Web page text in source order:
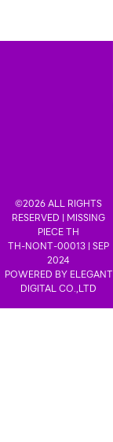
POWERED BY ELEGANT
DIGITAL CO.,LTD
©2026 ALL RIGHTS
RESERVED | MISSING
PIECE TH
TH-NONT-00013 | SEP
2024